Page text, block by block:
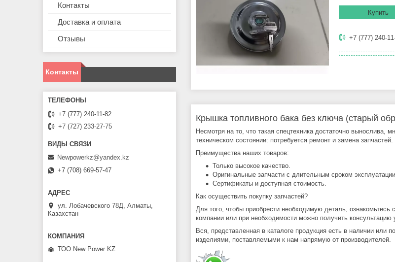
Купить
+7 (777) 240-
Крышка топливного бака без ключа (старый
Несмотря на то, что такая спецтехника достаточно вынослива,
техническом состоянии: потребуется ремонт и замена запчастей.
Преимущества наших товаров:
Только высокое качество.
Оригинальные запчасти с длительным сроком эксплуатации.
Сертификаты и доступная стоимость.
Как осуществить покупку запчастей?
Для того, чтобы приобрести необходимую деталь,
компании или при необходимости можно получить консультацию
Вся, представленная в каталоге продукция есть в наличии или
изделиями, поставляемыми к нам напрямую от производителей.
Контакты
Доставка и оплата
Отзывы
Контакты
+7 (777) 240-11-82
+7 (727) 233-27-75
Newpowerkz@yandex.kz
+7 (708) 669-57-47
ул. Лобачевского 78Д, Алматы,
Казахстан
ТОО New Power KZ